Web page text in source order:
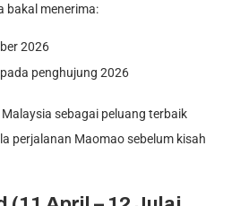
bakal menerima:
2026
penghujung 2026
sebagai peluang terbaik
perjalanan Maomao sebelum kisah